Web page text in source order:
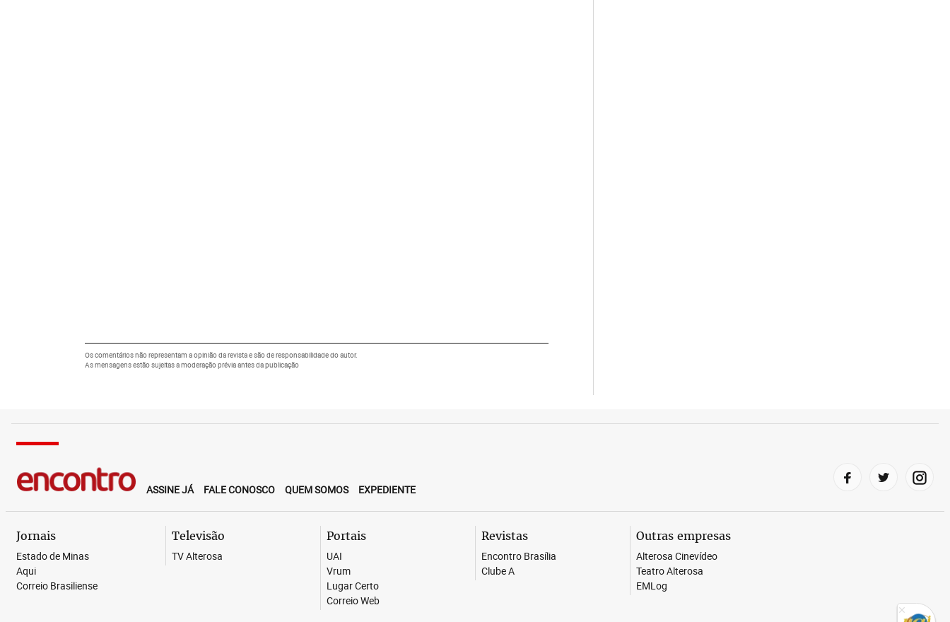
Os comentários não representam a opinião da revista e são de responsabilidade do autor.
As mensagens estão sujeitas a moderação prévia antes da publicação
ASSINE JÁ FALE CONOSCO QUEM SOMOS EXPEDIENTE
Jornais
Estado de Minas
Aqui
Correio Brasiliense
Televisão
TV Alterosa
Portais
UAI
Vrum
Lugar Certo
Correio Web
Revistas
Encontro Brasília
Clube A
Outras empresas
Alterosa Cinevídeo
Teatro Alterosa
EMLog